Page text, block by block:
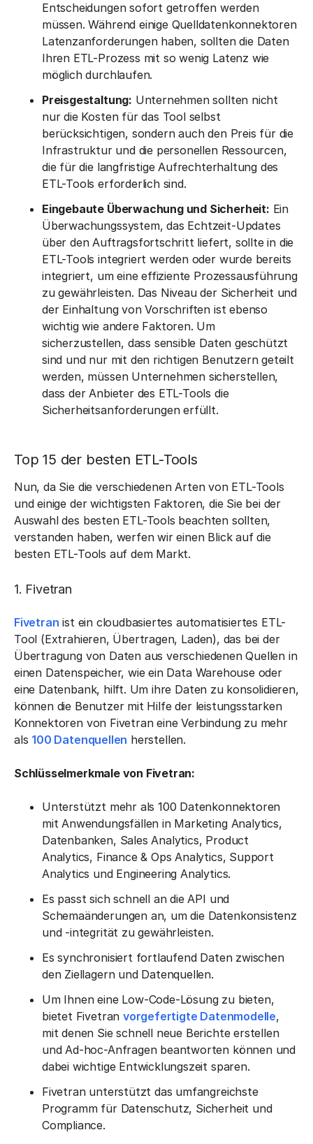
Entscheidungen sofort getroffen werden
müssen. Während einige Quelldatenkonnektoren
Latenzanforderungen haben, sollten die Daten
Ihren ETL-Prozess mit so wenig Latenz wie
möglich durchlaufen.
Preisgestaltung: Unternehmen sollten nicht
nur die Kosten für das Tool selbst
berücksichtigen, sondern auch den Preis für die
Infrastruktur und die personellen Ressourcen,
die für die langfristige Aufrechterhaltung des
ETL-Tools erforderlich sind.
Eingebaute Überwachung und Sicherheit: Ein
Überwachungssystem, das Echtzeit-Updates
über den Auftragsfortschritt liefert, sollte in die
ETL-Tools integriert werden oder wurde bereits
integriert, um eine effiziente Prozessausführung
zu gewährleisten. Das Niveau der Sicherheit und
der Einhaltung von Vorschriften ist ebenso
wichtig wie andere Faktoren. Um
sicherzustellen, dass sensible Daten geschützt
sind und nur mit den richtigen Benutzern geteilt
werden, müssen Unternehmen sicherstellen,
dass der Anbieter des ETL-Tools die
Sicherheitsanforderungen erfüllt.
Top 15 der besten ETL-Tools
Nun, da Sie die verschiedenen Arten von ETL-Tools
und einige der wichtigsten Faktoren, die Sie bei der
Auswahl des besten ETL-Tools beachten sollten,
verstanden haben, werfen wir einen Blick auf die
besten ETL-Tools auf dem Markt.
1. Fivetran
Fivetran ist ein cloudbasiertes automatisiertes ETL-
Tool (Extrahieren, Übertragen, Laden), das bei der
Übertragung von Daten aus verschiedenen Quellen in
einen Datenspeicher, wie ein Data Warehouse oder
eine Datenbank, hilft. Um ihre Daten zu konsolidieren,
können die Benutzer mit Hilfe der leistungsstarken
Konnektoren von Fivetran eine Verbindung zu mehr
als 100 Datenquellen herstellen.
Schlüsselmerkmale von Fivetran:
Unterstützt mehr als 100 Datenkonnektoren
mit Anwendungsfällen in Marketing Analytics,
Datenbanken, Sales Analytics, Product
Analytics, Finance & Ops Analytics, Support
Analytics und Engineering Analytics.
Es passt sich schnell an die API und
Schemaänderungen an, um die Datenkonsistenz
und -integrität zu gewährleisten.
Es synchronisiert fortlaufend Daten zwischen
den Ziellagern und Datenquellen.
Um Ihnen eine Low-Code-Lösung zu bieten,
bietet Fivetran vorgefertigte Datenmodelle,
mit denen Sie schnell neue Berichte erstellen
und Ad-hoc-Anfragen beantworten können und
dabei wichtige Entwicklungszeit sparen.
Fivetran unterstützt das umfangreichste
Programm für Datenschutz, Sicherheit und
Compliance.